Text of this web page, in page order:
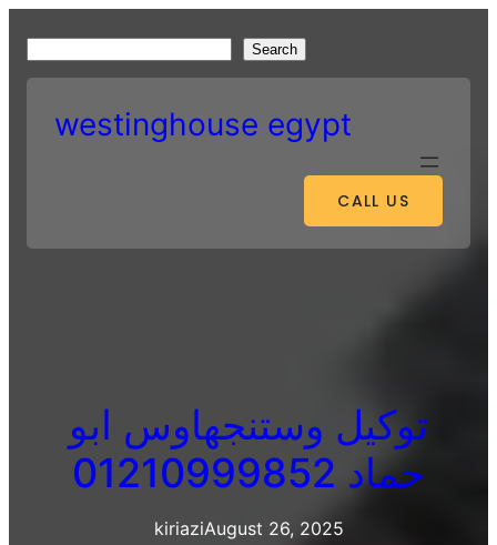
content
e
Search
westinghouse egypt
CALL US
توكيل وستنجهاوس ابو
حماد 01210999852
kiriaziAugust 26, 2025